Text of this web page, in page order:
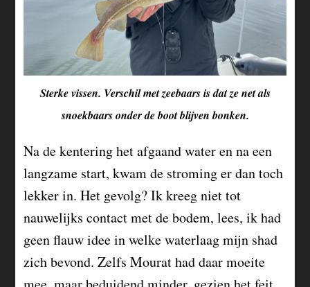
Sterke vissen. Verschil met zeebaars is dat ze net als
snoekbaars onder de boot blijven bonken.
Na de kentering het afgaand water en na een
langzame start, kwam de stroming er dan toch
lekker in. Het gevolg? Ik kreeg niet tot
nauwelijks contact met de bodem, lees, ik had
geen flauw idee in welke waterlaag mijn shad
zich bevond. Zelfs Mourat had daar moeite